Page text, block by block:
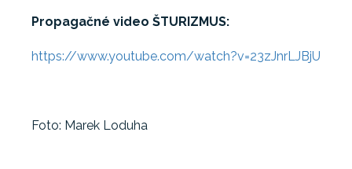
Propagačné video ŠTURIZMUS:
https://www.youtube.com/watch?v=23zJnrLJBjU
Foto: Marek Loduha